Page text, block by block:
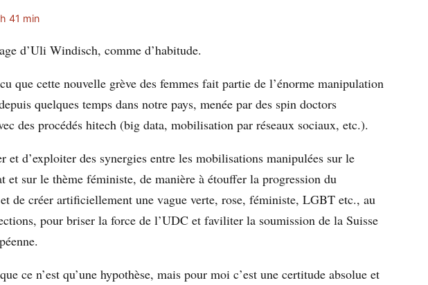
41 min
d’Uli Windisch, comme d’habitude.
que cette nouvelle grève des femmes fait partie de l’énorme manipulation
quelques temps dans notre pays, menée par des spin doctors
des procédés hitech (big data, mobilisation par réseaux sociaux, etc.).
et d’exploiter des synergies entre les mobilisations manipulées sur le
et sur le thème féministe, de manière à étouffer la progression du
de créer artificiellement une vague verte, rose, féministe, LGBT etc., au
pour briser la force de l’UDC et faviliter la soumission de la Suisse
ce n’est qu’une hypothèse, mais pour moi c’est une certitude absolue et